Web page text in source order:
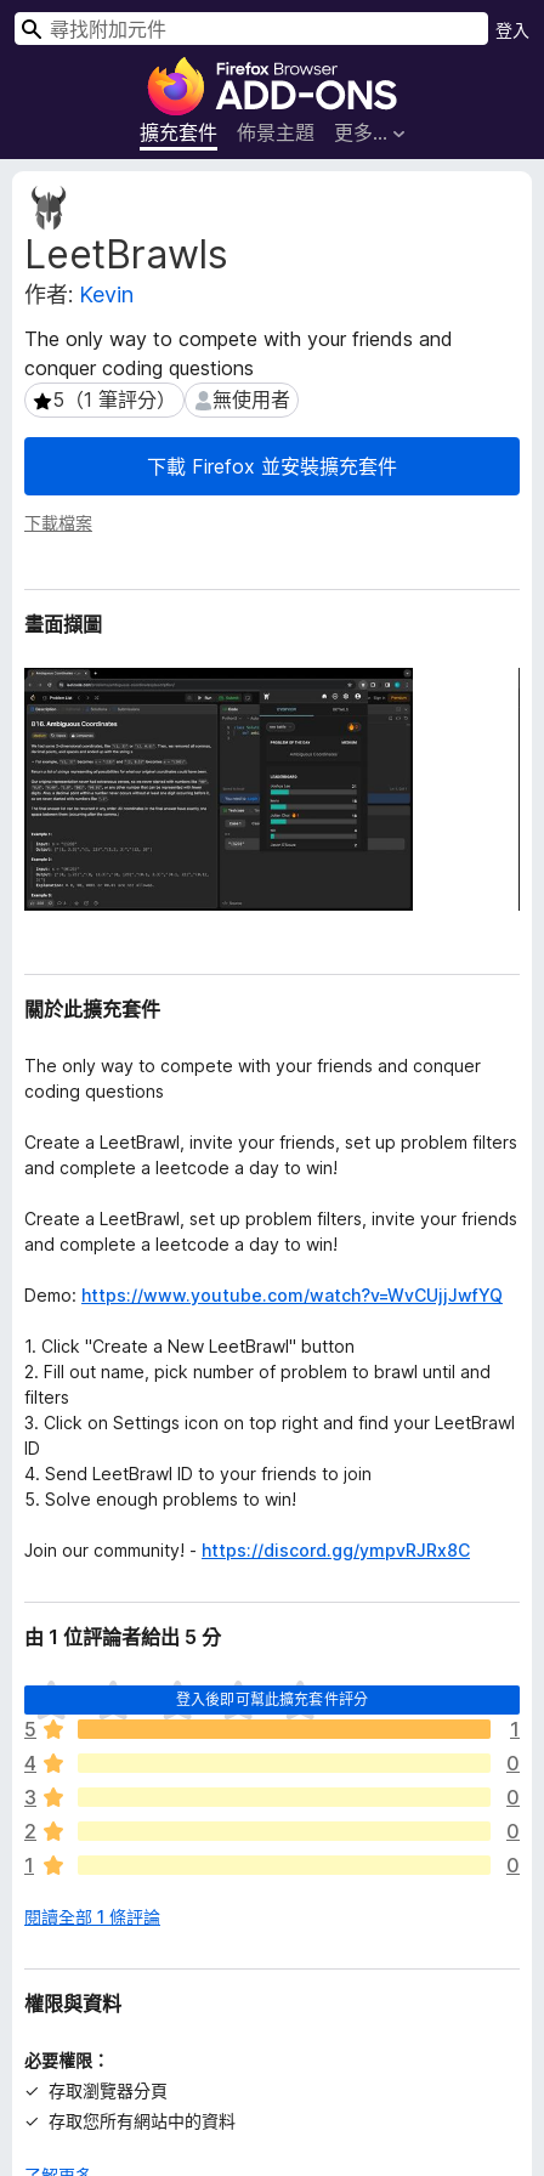
F
r
e
器
加
元
擴充套件 佈景主題 更多…
登入
搜
LeetBrawls
作者: Kevin
The only way to compete with your friends and
conquer coding questions
5（1 筆評分）
5（1 筆評分） 無使用者
無使用者
下載 Firefox 並安裝擴充套件
下載檔案
擴
充
套
件
後
資
料
畫面擷圖
關於此擴充套件
The only way to compete with your friends and conquer
coding questions
Create a LeetBrawl, invite your friends, set up problem filters
and complete a leetcode a day to win!
Create a LeetBrawl, set up problem filters, invite your friends
and complete a leetcode a day to win!
Demo: https://www.youtube.com/watch?v=WvCUjjJwfYQ
1. Click "Create a New LeetBrawl" button
2. Fill out name, pick number of problem to brawl until and
filters
3. Click on Settings icon on top right and find your LeetBrawl
ID
4. Send LeetBrawl ID to your friends to join
5. Solve enough problems to win!
Join our community! - https://discord.gg/ympvRJRx8C
由 1 位評論者給出 5 分
登入後即可幫此擴充套件評分
目
前
沒
有
評
分
5
1
4
0
3
0
2
0
1
0
閱讀全部 1 條評論
權限與資料
必要權限：
存取瀏覽器分頁
存取您所有網站中的資料